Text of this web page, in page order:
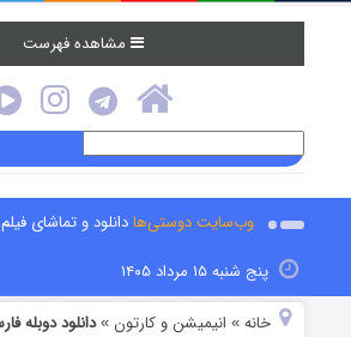
مشاهده فهرست
وب‌سایت دوستی‌هادانلود و تماشای فیلم
پنج شنبه ۱۵ مرداد ۱۴۰۵
خانه » انیمیشن و کارتون »